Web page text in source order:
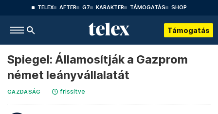
TELEX AFTER G7 KARAKTER TÁMOGATÁS SHOP
Támogatás
Spiegel: Államosítják a Gazprom
német leányvállalatát
GAZDASÁG frissítve